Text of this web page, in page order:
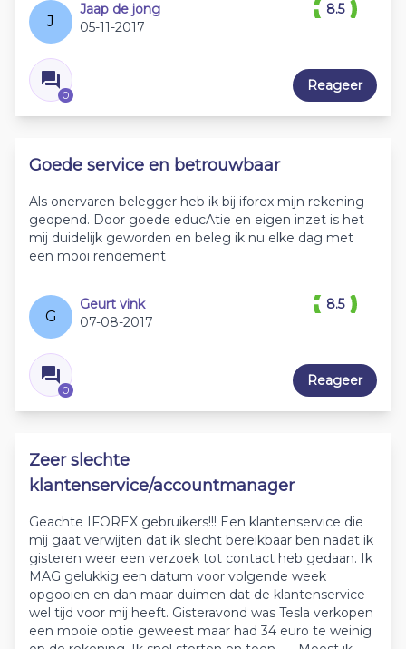
J
Jaap de jong
05-11-2017
0
8.5
Reageer
Goede service en betrouwbaar
Als onervaren belegger heb ik bij iforex mijn rekening
geopend. Door goede educAtie en eigen inzet is het
mij duidelijk geworden en beleg ik nu elke dag met
een mooi rendement
G
Geurt vink
07-08-2017
0
8.5
Reageer
Zeer slechte
klantenservice/accountmanager
Geachte IFOREX gebruikers!!! Een klantenservice die
mij gaat verwijten dat ik slecht bereikbaar ben nadat ik
gisteren weer een verzoek tot contact heb gedaan. Ik
MAG gelukkig een datum voor volgende week
opgooien en dan maar duimen dat de klantenservice
wel tijd voor mij heeft. Gisteravond was Tesla verkopen
een mooie optie geweest maar had 34 euro te weinig